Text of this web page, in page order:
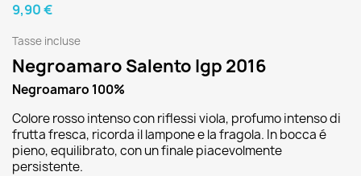
9,90 €
Tasse incluse
Negroamaro Salento Igp 2016
Negroamaro 100%
Colore rosso intenso con riflessi viola, profumo intenso di
frutta fresca, ricorda il lampone e la fragola. In bocca é
pieno, equilibrato, con un finale piacevolmente
persistente.